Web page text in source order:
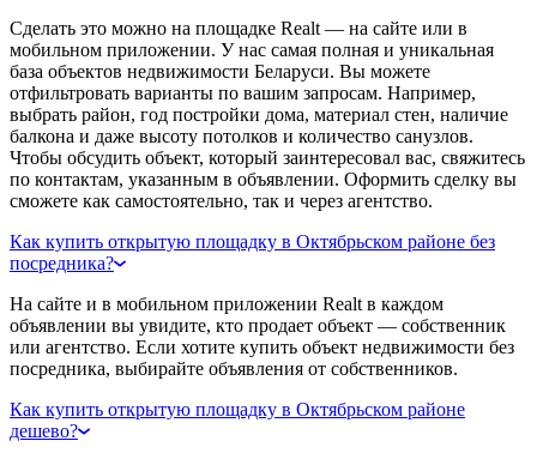
Сделать это можно на площадке Realt — на сайте или в
мобильном приложении. У нас самая полная и уникальная
база объектов недвижимости Беларуси. Вы можете
отфильтровать варианты по вашим запросам. Например,
выбрать район, год постройки дома, материал стен, наличие
балкона и даже высоту потолков и количество санузлов.
Чтобы обсудить объект, который заинтересовал вас, свяжитесь
по контактам, указанным в объявлении. Оформить сделку вы
сможете как самостоятельно, так и через агентство.
Как купить открытую площадку в Октябрьском районе без
посредника?
На сайте и в мобильном приложении Realt в каждом
объявлении вы увидите, кто продает объект — собственник
или агентство. Если хотите купить объект недвижимости без
посредника, выбирайте объявления от собственников.
Как купить открытую площадку в Октябрьском районе
дешево?